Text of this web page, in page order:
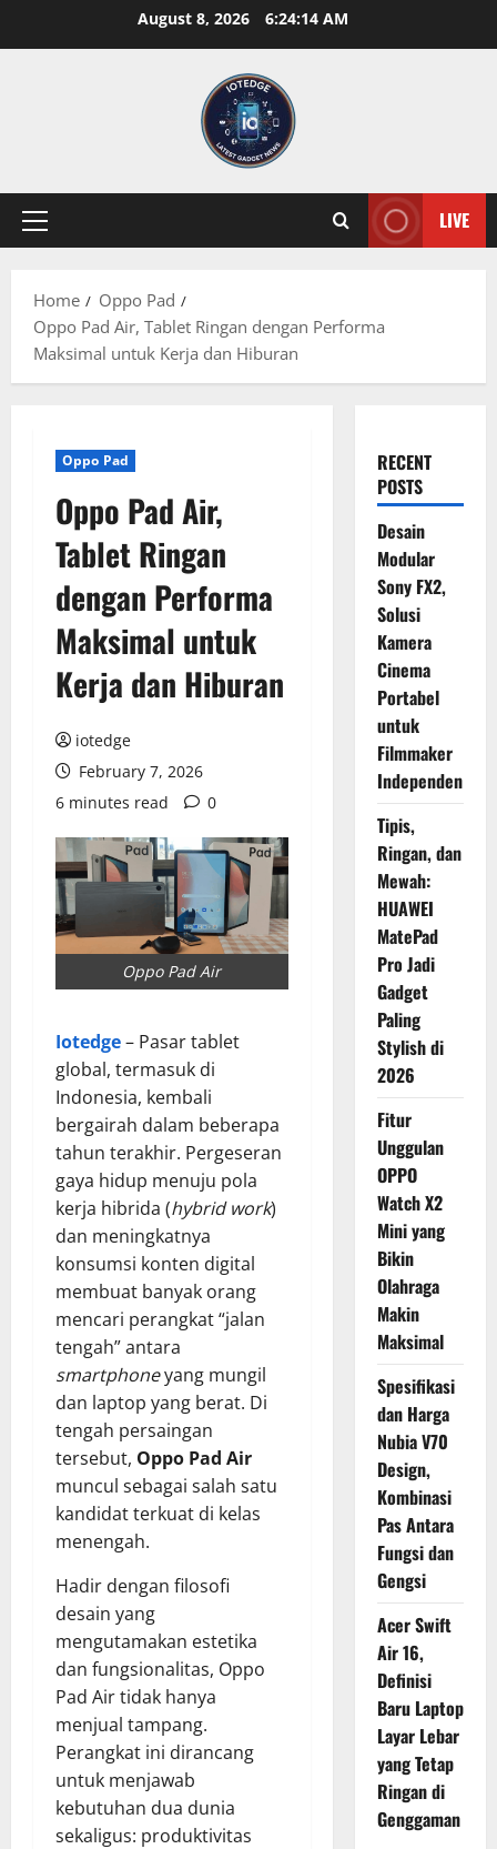
August 8, 2026 6:24:15 AM
Primary
LIVE
Home
Oppo Pad
Oppo Pad Air, Tablet Ringan dengan Performa
Maksimal untuk Kerja dan Hiburan
Oppo Pad
Oppo Pad Air,
Tablet Ringan
dengan Performa
Maksimal untuk
Kerja dan Hiburan
iotedge
February 7, 2026
6 minutes read
0
Oppo Pad Air
Iotedge– Pasar tablet
global, termasuk di
Indonesia, kembali
bergairah dalam beberapa
tahun terakhir. Pergeseran
gaya hidup menuju pola
kerja hibrida (hybrid work)
dan meningkatnya
konsumsi konten digital
membuat banyak orang
mencari perangkat “jalan
tengah” antara
smartphoneyang mungil
dan laptop yang berat. Di
tengah persaingan
tersebut, Oppo Pad Air
muncul sebagai salah satu
kandidat terkuat di kelas
menengah.
Hadir dengan filosofi
desain yang
mengutamakan estetika
dan fungsionalitas, Oppo
Pad Air tidak hanya
menjual tampang.
Perangkat ini dirancang
untuk menjawab
kebutuhan dua dunia
sekaligus: produktivitas
RECENT
POSTS
Desain
Modular
Sony FX2,
Solusi
Kamera
Cinema
Portabel
untuk
Filmmaker
Independen
Tipis,
Ringan, dan
Mewah:
HUAWEI
MatePad
Pro Jadi
Gadget
Paling
Stylish di
2026
Fitur
Unggulan
OPPO
Watch X2
Mini yang
Bikin
Olahraga
Makin
Maksimal
Spesifikasi
dan Harga
Nubia V70
Design,
Kombinasi
Pas Antara
Fungsi dan
Gengsi
Acer Swift
Air 16,
Definisi
Baru Laptop
Layar Lebar
yang Tetap
Ringan di
Genggaman